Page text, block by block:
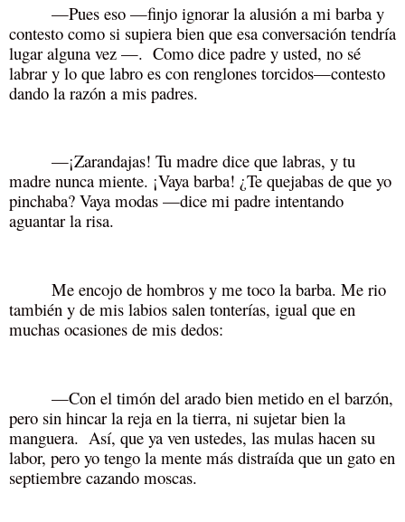
—Pues eso —finjo ignorar la alusión a mi barba y
contesto como si supiera bien que esa conversación tendría
lugar alguna vez —. Como dice padre y usted, no sé
labrar y lo que labro es con renglones torcidos—contesto
dando la razón a mis padres.
—¡Zarandajas! Tu madre dice que labras, y tu
madre nunca miente. ¡Vaya barba! ¿Te quejabas de que yo
pinchaba? Vaya modas —dice mi padre intentando
aguantar la risa.
Me encojo de hombros y me toco la barba. Me rio
también y de mis labios salen tonterías, igual que en
muchas ocasiones de mis dedos:
—Con el timón del arado bien metido en el barzón,
pero sin hincar la reja en la tierra, ni sujetar bien la
manguera. Así, que ya ven ustedes, las mulas hacen su
labor, pero yo tengo la mente más distraída que un gato en
septiembre cazando moscas.